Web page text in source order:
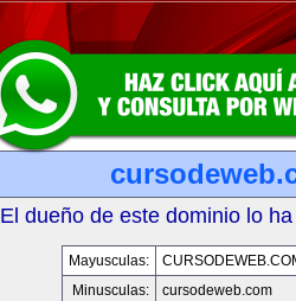
El dueño de este dominio lo
Mayusculas:
Minusculas:
cursodeweb.com